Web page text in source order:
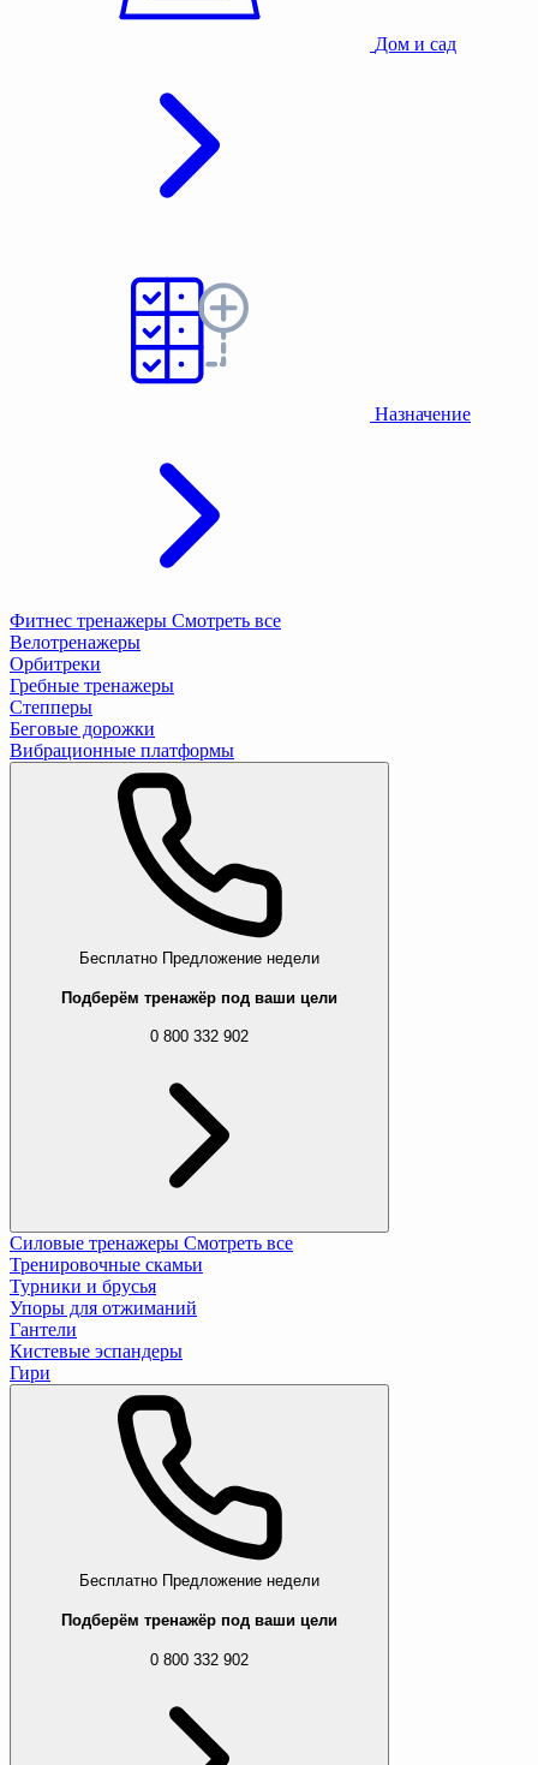
Дом и сад
Назначение
Фитнес тренажеры Смотреть все
Велотренажеры
Орбитреки
Гребные тренажеры
Степперы
Беговые дорожки
Вибрационные платформы
Бесплатно Предложение недели
Подберём тренажёр под ваши цели
0 800 332 902
Силовые тренажеры Смотреть все
Тренировочные скамьи
Турники и брусья
Упоры для отжиманий
Гантели
Кистевые эспандеры
Гири
Бесплатно Предложение недели
Подберём тренажёр под ваши цели
0 800 332 902